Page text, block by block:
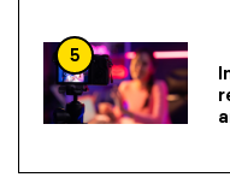
5